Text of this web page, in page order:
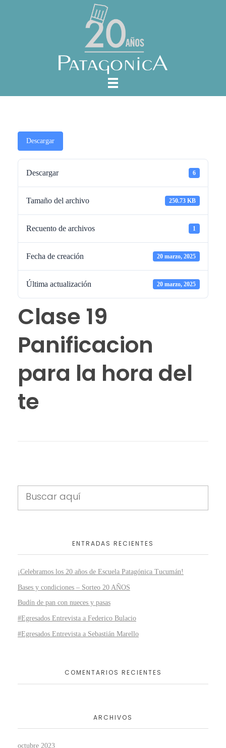
Descargar
Descargar 6
Tamaño del archivo 250.73 KB
Recuento de archivos 1
Fecha de creación 20 marzo, 2025
Última actualización 20 marzo, 2025
Clase 19
Panificacion
para la hora del
te
ENTRADAS RECIENTES
¡Celebramos los 20 años de Escuela Patagónica Tucumán!
Bases y condiciones – Sorteo 20 AÑOS
Budín de pan con nueces y pasas
#Egresados Entrevista a Federico Bulacio
#Egresados Entrevista a Sebastián Marello
COMENTARIOS RECIENTES
ARCHIVOS
octubre 2023